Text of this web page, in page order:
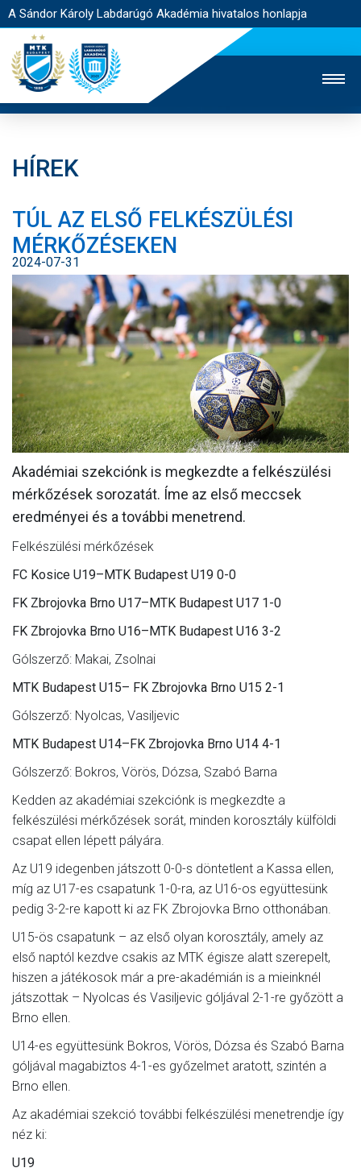
A Sándor Károly Labdarúgó Akadémia hivatalos honlapja
JEGYÉRTÉKESÍTÉS
WEBSHOP
STADION
EGYESÜLET
NYITÓLAP
HÍREK
AKADÉMIA
CSAPATOK
MÉRKŐZÉSEK
GALÉRIA
JELENTKEZÉS
SZURKOLÓI ÉLMÉNYEK
VEZETŐSÉG
HÍREK
TÚL AZ ELSŐ FELKÉSZÜLÉSI
MÉRKŐZÉSEKEN
2024-07-31
Akadémiai szekciónk is megkezdte a felkészülési
mérkőzések sorozatát. Íme az első meccsek
eredményei és a további menetrend.
Felkészülési mérkőzések
FC Kosice U19–MTK Budapest U19 0-0
FK Zbrojovka Brno U17–MTK Budapest U17 1-0
FK Zbrojovka Brno U16–MTK Budapest U16 3-2
Gólszerző: Makai, Zsolnai
MTK Budapest U15– FK Zbrojovka Brno U15 2-1
Gólszerző: Nyolcas, Vasiljevic
MTK Budapest U14–FK Zbrojovka Brno U14 4-1
Gólszerző: Bokros, Vörös, Dózsa, Szabó Barna
Kedden az akadémiai szekciónk is megkezdte a
felkészülési mérkőzések sorát, minden korosztály külföldi
csapat ellen lépett pályára.
Az U19 idegenben játszott 0-0-s döntetlent a Kassa ellen,
míg az U17-es csapatunk 1-0-ra, az U16-os együttesünk
pedig 3-2-re kapott ki az FK Zbrojovka Brno otthonában.
U15-ös csapatunk – az első olyan korosztály, amely az
első naptól kezdve csakis az MTK égisze alatt szerepelt,
hiszen a játékosok már a pre-akadémián is a mieinknél
játszottak – Nyolcas és Vasiljevic góljával 2-1-re győzött a
Brno ellen.
U14-es együttesünk Bokros, Vörös, Dózsa és Szabó Barna
góljával magabiztos 4-1-es győzelmet aratott, szintén a
Brno ellen.
Az akadémiai szekció további felkészülési menetrendje így
néz ki:
U19